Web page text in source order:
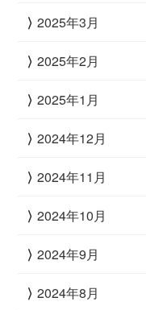
2025年3月
2025年2月
2025年1月
2024年12月
2024年11月
2024年10月
2024年9月
2024年8月